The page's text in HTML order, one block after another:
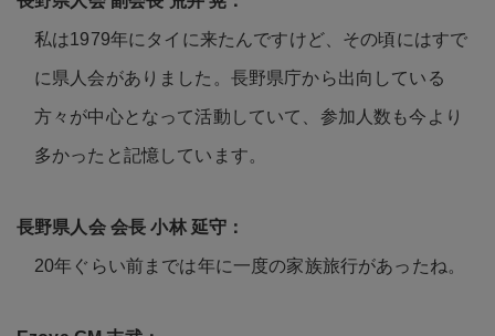
私は1979年にタイに来たんですけど、その頃にはすで
に県人会がありました。長野県庁から出向している
方々が中心となって活動していて、参加人数も今より
多かったと記憶しています。
20年ぐらい前までは年に一度の家族旅行があったね。